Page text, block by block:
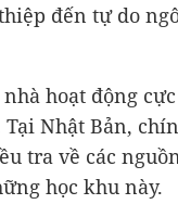
đến tự do
nhà hoạt động
Tại Nhật Bản,
tra về các
học khu này.